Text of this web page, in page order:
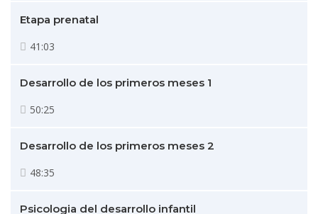
Etapa prenatal
41:03
Desarrollo de los primeros meses 1
50:25
Desarrollo de los primeros meses 2
48:35
Psicologia del desarrollo infantil